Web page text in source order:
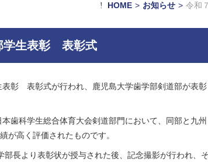
HOME > お知らせ > 令和
学生表彰 表彰式
彰 表彰式が行われ、鹿児島大学歯学部剣道部が表彰
歯科学生総合体育大会剣道部門において、同部と九州
が高く評価されたものです。
長より表彰状が授与された後、記念撮影が行われ、そ